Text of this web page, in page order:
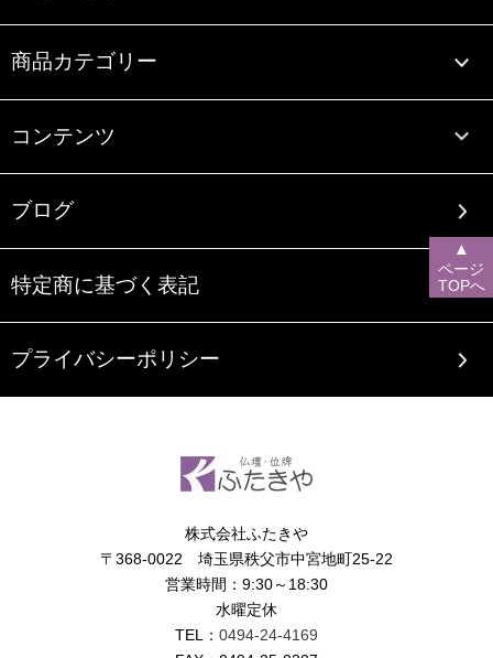
商品カテゴリー
コンテンツ
ブログ
特定商に基づく表記
プライバシーポリシー
株式会社ふたきや
〒368-0022 埼玉県秩父市中宮地町25-22
営業時間：9:30～18:30
水曜定休
TEL： 0494-24-4169
▲
ページ
TOPへ